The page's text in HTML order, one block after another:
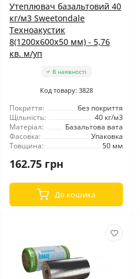
Утеплювач базальтовий 40
кг/м3 Sweetondale
Техноакустик
8(1200x600x50 мм) - 5,76
кв. м/уп
В наявності
Код товару: 3828
Покриття:
без покриття
Щільність:
40 кг/м3
Матеріал:
Базальтова вата
Фасовка:
Упаковка
Товщина:
50 мм
162.75 грн
До кошика